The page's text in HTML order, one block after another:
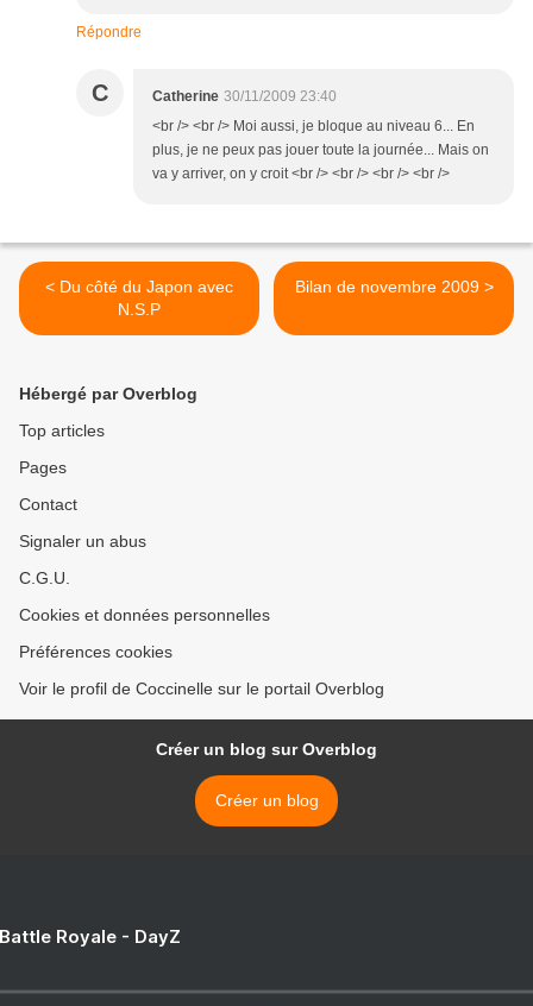
Répondre
C Catherine 30/11/2009 23:40
<br /> <br /> Moi aussi, je bloque au niveau 6... En
plus, je ne peux pas jouer toute la journée... Mais on
va y arriver, on y croit <br /> <br /> <br /> <br />
< Du côté du Japon avec
N.S.P
Bilan de novembre 2009 >
Hébergé par Overblog
Top articles
Pages
Contact
Signaler un abus
C.G.U.
Cookies et données personnelles
Préférences cookies
Voir le profil de Coccinelle sur le portail Overblog
Créer un blog sur Overblog
Créer un blog
Royale - DayZ